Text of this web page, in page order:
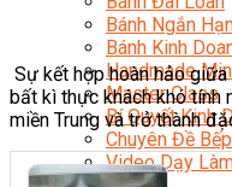
Bánh Ngắn
Bánh Kinh
Handmade
Master Class
Bí Quyết Kinh
Chuyên Đề
Video Dạy
Sự kết hợp hoàn hảo
bất kì thực khách khó tính
miền Trung và trở thành